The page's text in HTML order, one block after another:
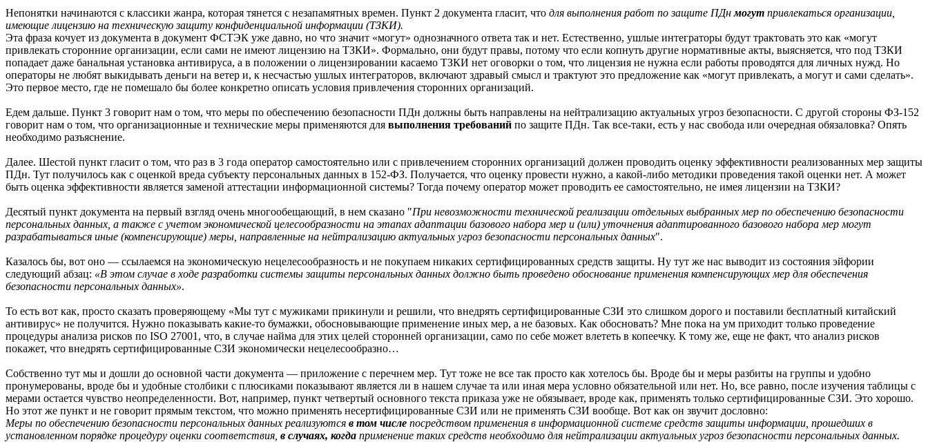
Непонятки начинаются с классики жанра, которая тянется с незапамятных времен. Пункт 2 документа гласит, что для выполнения работ по защите ПДнмогут привлекаться организации,
имеющие лицензию на техническую защиту конфиденциальной информации (ТЗКИ).
Эта фраза кочует из документа в документ ФСТЭК уже давно, но что значит «могут» однозначного ответа так и нет. Естественно, ушлые интеграторы будут трактовать это как «могут
привлекать сторонние организации, если сами не имеют лицензию на ТЗКИ». Формально, они будут правы, потому что если копнуть другие нормативные акты, выясняется, что под ТЗКИ
попадает даже банальная установка антивируса, а в положении о лицензировании касаемо ТЗКИ нет оговорки о том, что лицензия не нужна если работы проводятся для личных нужд. Но
операторы не любят выкидывать деньги на ветер и, к несчастью ушлых интеграторов, включают здравый смысл и трактуют это предложение как «могут привлекать, а могут и сами сделать».
Это первое место, где не помешало бы более конкретно описать условия привлечения сторонних организаций.
Едем дальше. Пункт 3 говорит нам о том, что меры по обеспечению безопасности ПДн должны быть направлены на нейтрализацию актуальных угроз безопасности. С другой стороны ФЗ-152
говорит нам о том, что организационные и технические меры применяются для выполнения требований по защите ПДн. Так все-таки, есть у нас свобода или очередная обязаловка? Опять
необходимо разъяснение.
Далее. Шестой пункт гласит о том, что раз в 3 года оператор самостоятельно или с привлечением сторонних организаций должен проводить оценку эффективности реализованных мер защиты
ПДн. Тут получилось как с оценкой вреда субъекту персональных данных в 152-ФЗ. Получается, что оценку провести нужно, а какой-либо методики проведения такой оценки нет. А может
быть оценка эффективности является заменой аттестации информационной системы? Тогда почему оператор может проводить ее самостоятельно, не имея лицензии на ТЗКИ?
Десятый пункт документа на первый взгляд очень многообещающий, в нем сказано "При невозможности технической реализации отдельных выбранных мер по обеспечению безопасности
персональных данных, а также с учетом экономической целесообразности на этапах адаптации базового набора мер и (или) уточнения адаптированного базового набора мер могут
разрабатываться иные (компенсирующие) меры, направленные на нейтрализацию актуальных угроз безопасности персональных данных".
Казалось бы, вот оно — ссылаемся на экономическую нецелесообразность и не покупаем никаких сертифицированных средств защиты. Ну тут же нас выводит из состояния эйфории
следующий абзац: «В этом случае в ходе разработки системы защиты персональных данных должно быть проведено обоснование применения компенсирующих мер для обеспечения
безопасности персональных данных».
То есть вот как, просто сказать проверяющему «Мы тут с мужиками прикинули и решили, что внедрять сертифицированные СЗИ это слишком дорого и поставили бесплатный китайский
антивирус» не получится. Нужно показывать какие-то бумажки, обосновывающие применение иных мер, а не базовых. Как обосновать? Мне пока на ум приходит только проведение
процедуры анализа рисков по ISO 27001, что, в случае найма для этих целей сторонней организации, само по себе может влететь в копеечку. К тому же, еще не факт, что анализ рисков
покажет, что внедрять сертифицированные СЗИ экономически нецелесообразно…
Собственно тут мы и дошли до основной части документа — приложение с перечнем мер. Тут тоже не все так просто как хотелось бы. Вроде бы и меры разбиты на группы и удобно
пронумерованы, вроде бы и удобные столбики с плюсиками показывают является ли в нашем случае та или иная мера условно обязательной или нет. Но, все равно, после изучения таблицы с
мерами остается чувство неопределенности. Вот, например, пункт четвертый основного текста приказа уже не обязывает, вроде как, применять только сертифицированные СЗИ. Это хорошо.
Но этот же пункт и не говорит прямым текстом, что можно применять несертифицированные СЗИ или не применять СЗИ вообще. Вот как он звучит дословно:
Меры по обеспечению безопасности персональных данных реализуются в том числе посредством применения в информационной системе средств защиты информации, прошедших в
установленном порядке процедуру оценки соответствия, в случаях, когда применение таких средств необходимо для нейтрализации актуальных угроз безопасности персональных данных.